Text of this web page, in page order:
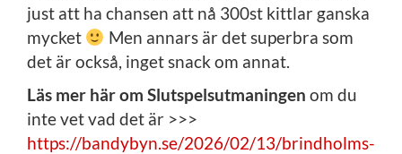
just att ha chansen att nå 300st kittlar ganska
mycket
Men annars är det superbra som
det är också, inget snack om annat.
Läs mer här om Slutspelsutmaningen om du
inte vet vad det är >>>
https://bandybyn.se/2026/02/13/brindholms-